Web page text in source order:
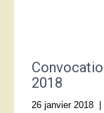
2018
26 janvier 2018